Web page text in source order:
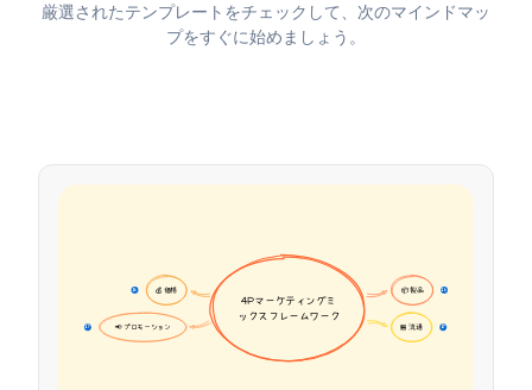
厳選されたテンプレートをチェックして、次のマインドマッ
プをすぐに始めましょう。
📦 製品 16
💰 価格
16
🏪 流通 17
📢 プロモーション
17
4Pマーケティングミ
ックスフレームワーク